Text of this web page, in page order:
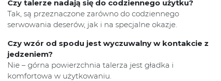
Czy talerze nadają się do codziennego użytku?
Tak, są przeznaczone zarówno do codziennego
serwowania deserów, jak i na specjalne okazje.
Czy wzór od spodu jest wyczuwalny w kontakcie z
jedzeniem?
Nie – górna powierzchnia talerza jest gładka i
komfortowa w użytkowaniu.